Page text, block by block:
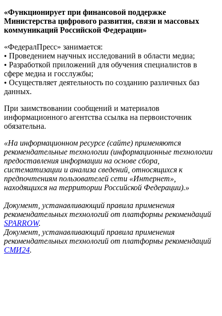
«Функционирует при финансовой поддержке
Министерства цифрового развития, связи и массовых
коммуникаций Российской Федерации»
«ФедералПресс» занимается:
• Проведением научных исследований в области медиа;
• Разработкой приложений для обучения специалистов в
сфере медиа и госслужбы;
• Осуществляет деятельность по созданию различных баз
данных.
При заимствовании сообщений и материалов
информационного агентства ссылка на первоисточник
обязательна.
«На информационном ресурсе (сайте) применяются
рекомендательные технологии (информационные технологии
предоставления информации на основе сбора,
систематизации и анализа сведений, относящихся к
предпочтениям пользователей сети «Интернет»,
находящихся на территории Российской Федерации).»
Документ, устанавливающий правила применения
рекомендательных технологий от платформы рекомендаций
SPARROW.
Документ, устанавливающий правила применения
рекомендательных технологий от платформы рекомендаций
СМИ24.